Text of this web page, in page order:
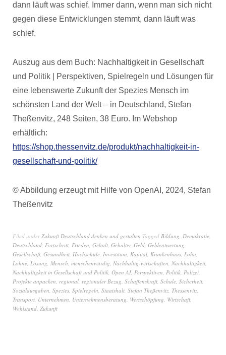
dann läuft was schief. Immer dann, wenn man sich nicht
gegen diese Entwicklungen stemmt, dann läuft was
schief.
Auszug aus dem Buch: Nachhaltigkeit in Gesellschaft
und Politik | Perspektiven, Spielregeln und Lösungen für
eine lebenswerte Zukunft der Spezies Mensch im
schönsten Land der Welt – in Deutschland, Stefan
Theßenvitz, 248 Seiten, 38 Euro. Im Webshop
erhältlich:
https://shop.thessenvitz.de/produkt/nachhaltigkeit-in-
gesellschaft-und-politik/
© Abbildung erzeugt mit Hilfe von OpenAI, 2024, Stefan
Theßenvitz
Filed underZukunft Deutschland denken und gestalten Tagged Bildung, Demokratie,
Deutschland, Fortschritt, Frieden, Gehalt, Gehälter, Geld, Geldentwertung,
Gesellschaft, Gesundheit, Hochschule, Investition, Kapital, Krankenhaus, Lohn,
Lohne, Lösung, Mensch, menschenwürdig, Nachhaltig-wirtschaften, Nachhaltigkeit,
Nachhaltigkeit in Gesellschaft und Politik, Open AI, Perspektiven, Politik, Polizei,
Projekte anpacken, regional, regionaler Bezug, Schaffenskraft, Schule, Sicherheit,
Sozialausgaben, Spezies, Spielregeln, Staatshalt, Stefan Theßenvitz, Thessenvitz,
Transport, Unternehmen, Unternehmensberatung, Wertschöpfung, Wirtschaft,
Wohlstand, Zukunft